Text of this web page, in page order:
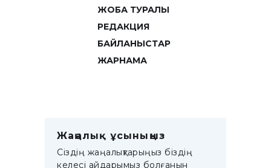
ЖОБА ТУРАЛЫ
РЕДАКЦИЯ
БАЙЛАНЫСТАР
ЖАРНАМА
Жаңалық ұсыныңыз
Сіздің жаңалықтарыңыз біздің
келесі айдарымыз болғанын